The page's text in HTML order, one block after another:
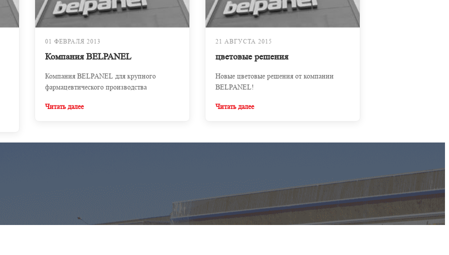
01 ФЕВРАЛЯ 2013
Компания BELPANEL
Компания BELPANEL для крупного
фармацевтического производства
Читать далее
21 АВГУСТА 2015
цветовые решения
Новые цветовые решения от компании
BELPANEL!
Читать далее